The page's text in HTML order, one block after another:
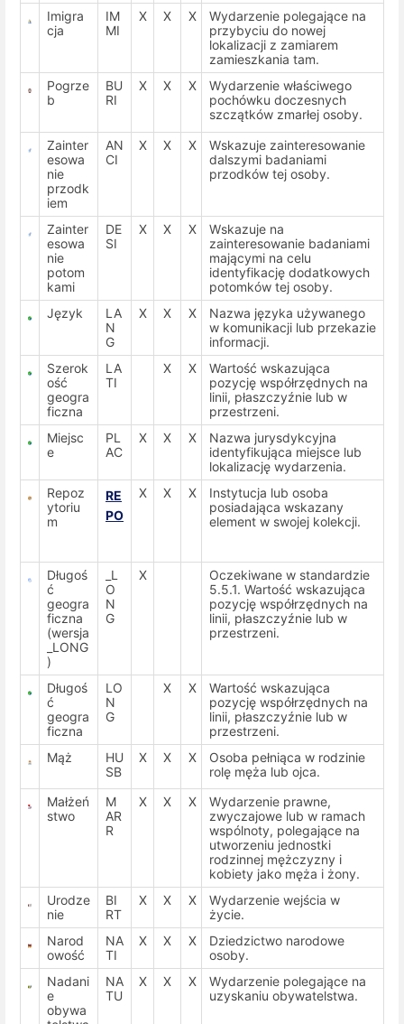
Imigra
cja
IM
MI
X X X
Wydarzenie polegające na
przybyciu do nowej
lokalizacji z zamiarem
zamieszkania tam.
Pogrze
b
BU
RI
X X X
Wydarzenie właściwego
pochówku doczesnych
szczątków zmarłej osoby.
Zainter
esowa
nie
przodk
iem
AN
CI
X X X
Wskazuje zainteresowanie
dalszymi badaniami
przodków tej osoby.
Zainter
esowa
nie
potom
kami
DE
SI
X X X
Wskazuje na
zainteresowanie badaniami
mającymi na celu
identyfikację dodatkowych
potomków tej osoby.
Język
LA
N
G
X X X
Nazwa języka używanego
w komunikacji lub przekazie
informacji.
Szerok
ość
geogra
ficzna
LA
TI
X X
Wartość wskazująca
pozycję współrzędnych na
linii, płaszczyźnie lub w
przestrzeni.
Miejsc
e
PL
AC
X X X
Nazwa jurysdykcyjna
identyfikująca miejsce lub
lokalizację wydarzenia.
Repoz
ytoriu
m
RE
PO
X X X
Instytucja lub osoba
posiadająca wskazany
element w swojej kolekcji.
Długoś
ć
geogra
ficzna
(wersja
_LONG
)
_L
O
N
G
X
Oczekiwane w standardzie
5.5.1. Wartość wskazująca
pozycję współrzędnych na
linii, płaszczyźnie lub w
przestrzeni.
Długoś
ć
geogra
ficzna
LO
N
G
X X
Wartość wskazująca
pozycję współrzędnych na
linii, płaszczyźnie lub w
przestrzeni.
Mąż
HU
SB
X X X
Osoba pełniąca w rodzinie
rolę męża lub ojca.
Małżeń
stwo
M
AR
R
X X X
Wydarzenie prawne,
zwyczajowe lub w ramach
wspólnoty, polegające na
utworzeniu jednostki
rodzinnej mężczyzny i
kobiety jako męża i żony.
Urodze
nie
BI
RT
X X X
Wydarzenie wejścia w
życie.
Narod
owość
NA
TI
X X X
Dziedzictwo narodowe
osoby.
Nadani
e
obywa
NA
TU
X X X
Wydarzenie polegające na
uzyskaniu obywatelstwa.